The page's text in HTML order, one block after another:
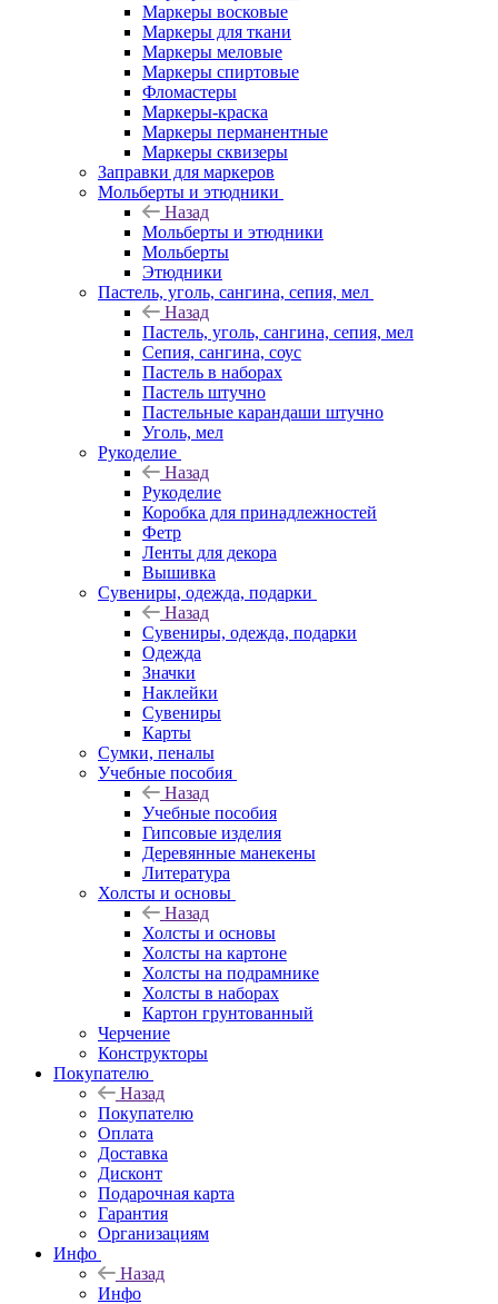
Маркеры восковые
Маркеры для ткани
Маркеры меловые
Маркеры спиртовые
Фломастеры
Маркеры-краска
Маркеры перманентные
Маркеры сквизеры
Заправки для маркеров
Мольберты и этюдники
Назад
Мольберты и этюдники
Мольберты
Этюдники
Пастель, уголь, сангина, сепия, мел
Назад
Пастель, уголь, сангина, сепия, мел
Сепия, сангина, соус
Пастель в наборах
Пастель штучно
Пастельные карандаши штучно
Уголь, мел
Рукоделие
Назад
Рукоделие
Коробка для принадлежностей
Фетр
Ленты для декора
Вышивка
Сувениры, одежда, подарки
Назад
Сувениры, одежда, подарки
Одежда
Значки
Наклейки
Сувениры
Карты
Сумки, пеналы
Учебные пособия
Назад
Учебные пособия
Гипсовые изделия
Деревянные манекены
Литература
Холсты и основы
Назад
Холсты и основы
Холсты на картоне
Холсты на подрамнике
Холсты в наборах
Картон грунтованный
Черчение
Конструкторы
Покупателю
Назад
Покупателю
Оплата
Доставка
Дисконт
Подарочная карта
Гарантия
Организациям
Инфо
Назад
Инфо